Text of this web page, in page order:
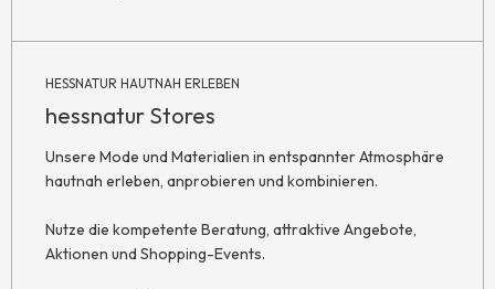
HESSNATUR HAUTNAH ERLEBEN
hessnatur Stores
Unsere Mode und Materialien in entspannter Atmosphäre
hautnah erleben, anprobieren und kombinieren.
Nutze die kompetente Beratung, attraktive Angebote,
Aktionen und Shopping-Events.